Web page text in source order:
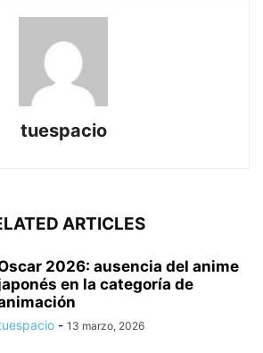
tuespacio
ARTICLES
2026: ausencia del anime
en la categoría de
- 13 marzo, 2026